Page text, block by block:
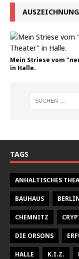
Mein Striese vom
in Halle.
TAGS
ANHALTISCHES
BAUHAUS
CHEMNITZ
DIE ORSONS
HALLE K.I.Z.